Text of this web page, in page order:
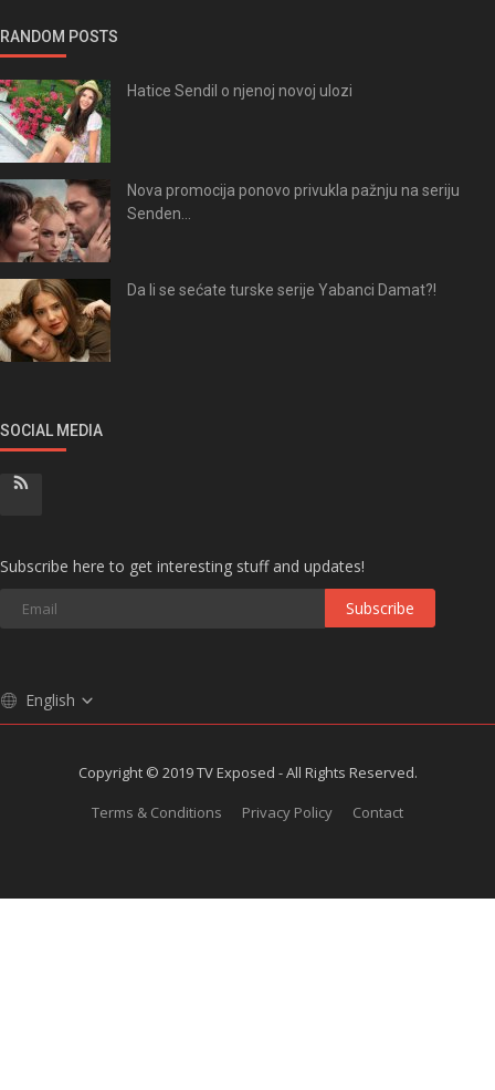
RANDOM POSTS
Hatice Sendil o njenoj novoj ulozi
Nova promocija ponovo privukla pažnju na seriju
Senden...
Da li se sećate turske serije Yabanci Damat?!
SOCIAL MEDIA
Subscribe here to get interesting stuff and updates!
Subscribe
English
Copyright © 2019 TV Exposed - All Rights Reserved.
Terms & Conditions
Privacy Policy Contact